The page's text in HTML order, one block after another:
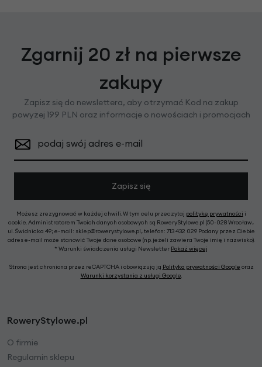
Zgarnij 20 zł na pierwsze
zakupy
Zapisz się do newslettera, aby otrzymać Kod na zakup
powyżej 199 PLN oraz informacje o nowościach i promocjach
podaj swój adres e-mail
Zapisz się
Możesz zrezygnować w każdej chwili. W tym celu przeczytaj politykę prywatności i
cookie. Administratorem Twoich danych osobowych są RoweryStylowe.pl (50-028 Wrocław,
ul. Świdnicka 49; e-mail: sklep@rowerystylowe.pl, telefon: 713 432 029. Podany przez Ciebie
adres e-mail może stanowić Twoje dane osobowe (np. jeżeli zawiera Twoje imię i nazwisko).
* Warunki świadczenia usługi Newsletter Pokaż więcej
Strona jest chroniona przez reCAPTCHA i obowiązują ją Polityka prywatności Google oraz
Warunki korzystania z usługi Google.
RoweryStylowe.pl
O firmie
Regulamin sklepu